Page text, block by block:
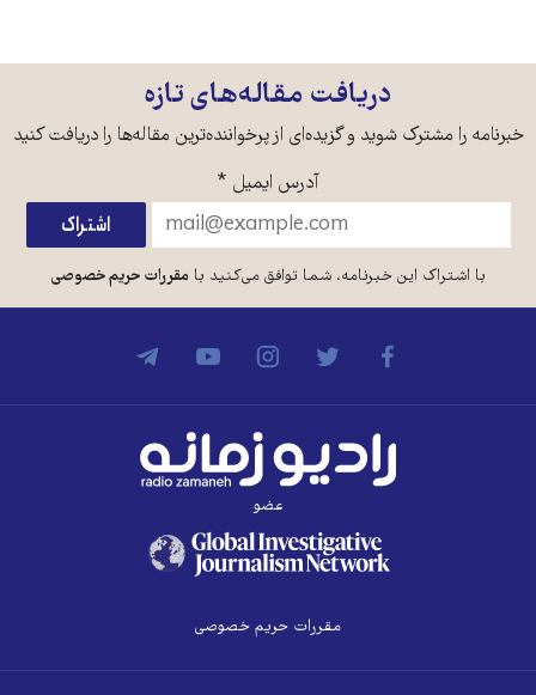
دریافت مقاله‌های تازه
خبرنامه را مشترک شوید و گزیده‌ای از پرخواننده‌ترین مقاله‌ها را دریافت کنید
آدرس ایمیل *
با اشتراک این خبرنامه، شما توافق می‌کنید بامقررات حریم خصوصی
عضو
مقررات حریم خصوصی